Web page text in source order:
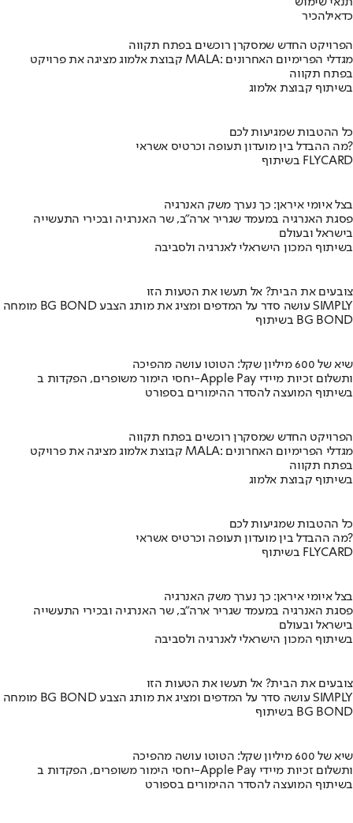
תנאי שימוש
כדאילהכיר
הפרויקט החדש שמסקרן רוכשים בפתח תקווה
קבוצת אלמוג מציגה את פרויקט MALA: מגדלי הפרימיום האחרונים
בפתח תקווה
בשיתוף קבוצת אלמוג
כל ההטבות שמגיעות לכם
מה ההבדל בין מועדון תעופה וכרטיס אשראי?
בשיתוף FLYCARD
בצל איומי איראן: כך נערך משק האנרגיה
פסגת האנרגיה במעמד שגריר ארה"ב, שר האנרגיה ובכירי התעשייה
בישראל ובעולם
בשיתוף המכון הישראלי לאנרגיה ולסביבה
צובעים את הבית? אל תעשו את הטעות הזו
מומחה BG BOND עושה סדר על המדפים ומציג את מותג הצבע SIMPLY
בשיתוף BG BOND
שיא של 600 מיליון שקל: הטוטו עושה מהפיכה
יחסי הימור משופרים, הפקדות ב-Apple Pay ותשלום זכיות מיידי
בשיתוף המועצה להסדר ההימורים בספורט
הפרויקט החדש שמסקרן רוכשים בפתח תקווה
קבוצת אלמוג מציגה את פרויקט MALA: מגדלי הפרימיום האחרונים
בפתח תקווה
בשיתוף קבוצת אלמוג
כל ההטבות שמגיעות לכם
מה ההבדל בין מועדון תעופה וכרטיס אשראי?
בשיתוף FLYCARD
בצל איומי איראן: כך נערך משק האנרגיה
פסגת האנרגיה במעמד שגריר ארה"ב, שר האנרגיה ובכירי התעשייה
בישראל ובעולם
בשיתוף המכון הישראלי לאנרגיה ולסביבה
צובעים את הבית? אל תעשו את הטעות הזו
מומחה BG BOND עושה סדר על המדפים ומציג את מותג הצבע SIMPLY
בשיתוף BG BOND
שיא של 600 מיליון שקל: הטוטו עושה מהפיכה
יחסי הימור משופרים, הפקדות ב-Apple Pay ותשלום זכיות מיידי
בשיתוף המועצה להסדר ההימורים בספורט